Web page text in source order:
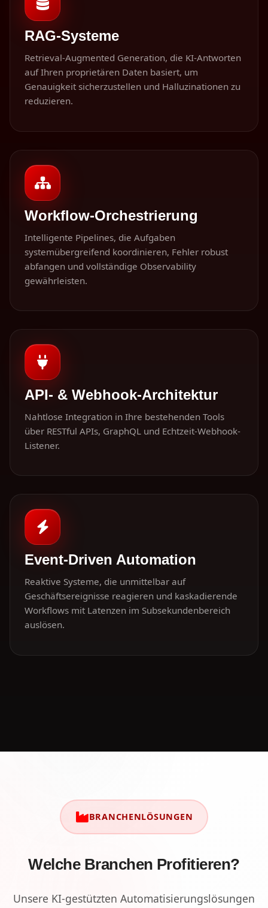
RAG-Systeme
Retrieval-Augmented Generation, die KI-Antworten
auf Ihren proprietären Daten basiert, um
Genauigkeit sicherzustellen und Halluzinationen zu
reduzieren.
Workflow-Orchestrierung
Intelligente Pipelines, die Aufgaben
systemübergreifend koordinieren, Fehler robust
abfangen und vollständige Observability
gewährleisten.
API- & Webhook-Architektur
Nahtlose Integration in Ihre bestehenden Tools
über RESTful APIs, GraphQL und Echtzeit-Webhook-
Listener.
Event-Driven Automation
Reaktive Systeme, die unmittelbar auf
Geschäftsereignisse reagieren und kaskadierende
Workflows mit Latenzen im Subsekundenbereich
auslösen.
BRANCHENLÖSUNGEN
Welche Branchen Profitieren?
Unsere KI-gestützten Automatisierungslösungen